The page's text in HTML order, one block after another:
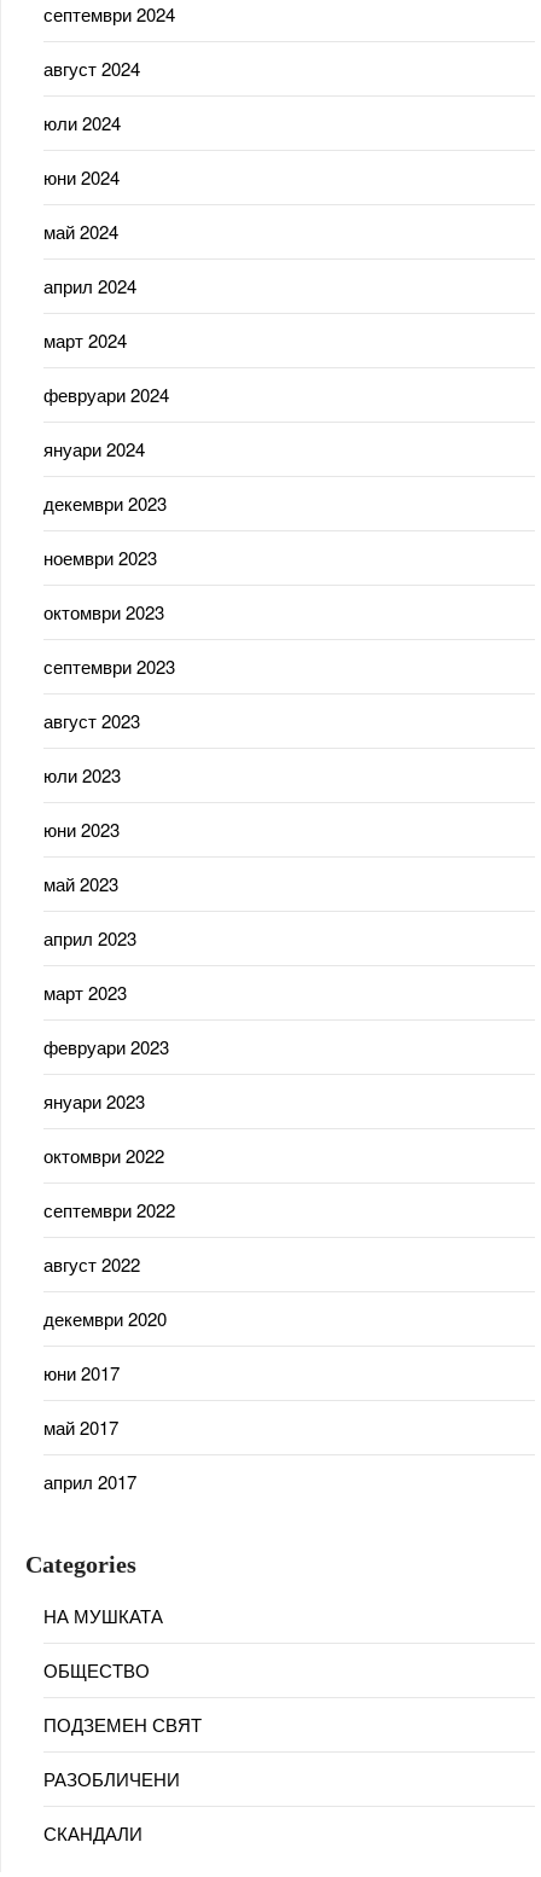
септември 2024
август 2024
юли 2024
юни 2024
май 2024
април 2024
март 2024
февруари 2024
януари 2024
декември 2023
ноември 2023
октомври 2023
септември 2023
август 2023
юли 2023
юни 2023
май 2023
април 2023
март 2023
февруари 2023
януари 2023
октомври 2022
септември 2022
август 2022
декември 2020
юни 2017
май 2017
април 2017
Categories
НА МУШКАТА
ОБЩЕСТВО
ПОДЗЕМЕН СВЯТ
РАЗОБЛИЧЕНИ
СКАНДАЛИ